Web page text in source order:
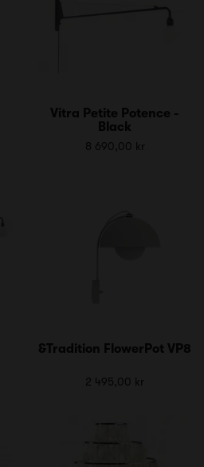
Vitra Petite Potence -
Black
8 690,00 kr
&Tradition FlowerPot VP8
2 495,00 kr